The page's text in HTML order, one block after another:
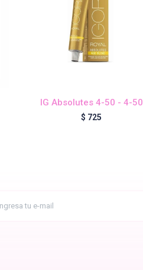
IG Absolutes 4-50 - 4-50
$ 725